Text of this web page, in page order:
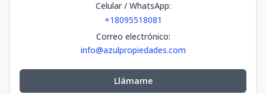
Celular / WhatsApp:
+18095518081
Correo electrónico:
info@azulpropiedades.com
Llámame